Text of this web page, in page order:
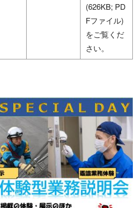
(626KB; PD
Fファイル)
をご覧くだ
さい。